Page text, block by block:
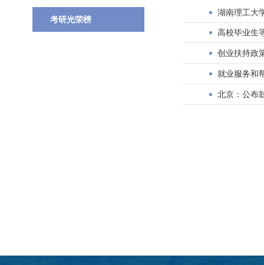
考研光荣榜
湖南理工大
高校毕业生
创业扶持政
就业服务和
北京：公布